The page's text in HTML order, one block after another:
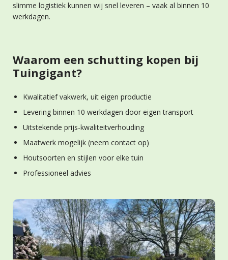
slimme logistiek kunnen wij snel leveren – vaak al binnen 10
werkdagen.
Waarom een schutting kopen bij
Tuingigant?
Kwalitatief vakwerk, uit eigen productie
Levering binnen 10 werkdagen door eigen transport
Uitstekende prijs-kwaliteitverhouding
Maatwerk mogelijk (neem contact op)
Houtsoorten en stijlen voor elke tuin
Professioneel advies